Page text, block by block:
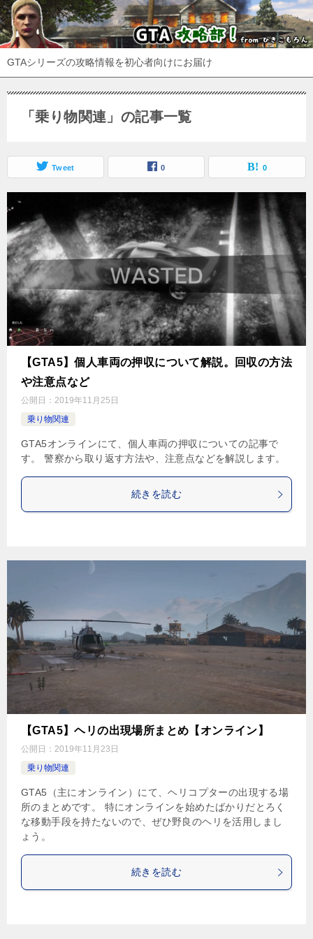
GTAシリーズの攻略情報を初心者向けにお届け
「乗り物関連」の記事一覧
Tweet 0 0
【GTA5】個人車両の押収について解説。回収の方法
や注意点など
公開日： 2019年11月25日
乗り物関連
GTA5オンラインにて、個人車両の押収についての記事で
す。 警察から取り返す方法や、注意点などを解説します。
続きを読む
【GTA5】ヘリの出現場所まとめ【オンライン】
公開日： 2019年11月23日
乗り物関連
GTA5（主にオンライン）にて、ヘリコプターの出現する場
所のまとめです。 特にオンラインを始めたばかりだとろく
な移動手段を持たないので、ぜひ野良のヘリを活用しまし
ょう。
続きを読む